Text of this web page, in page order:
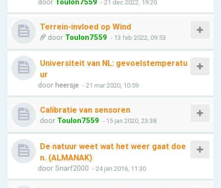
door Toulon7559 - 21 dec 2022, 19:20
Terrein-invloed op Wind
door Toulon7559 - 13 feb 2022, 09:53
Universiteit van NL: gevoelstemperatu
ur
door heersje - 21 mar 2020, 10:59
Calibratie van sensoren
door Toulon7559 - 15 jan 2020, 23:38
De natuur weet wat het weer gaat doe
n. (ALMANAK)
door Snarf2000 - 24 jan 2016, 11:30